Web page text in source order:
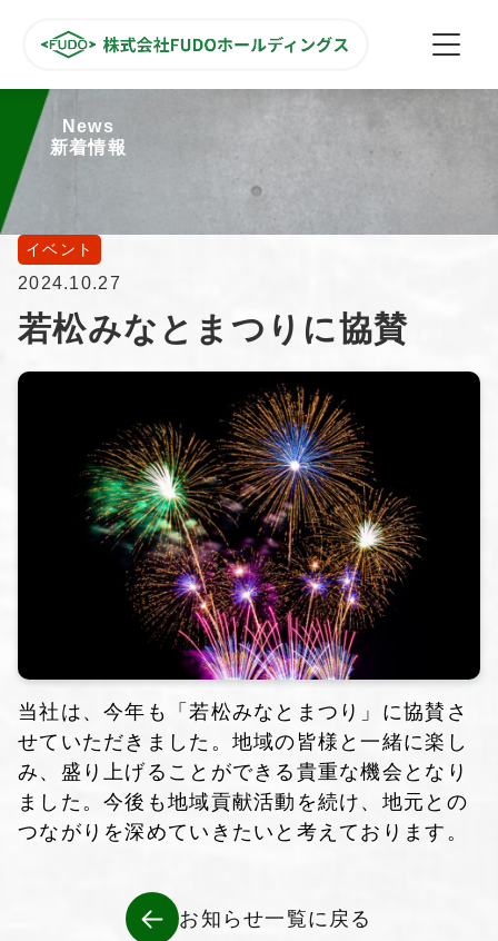
News
新着情報
イベント
2024.10.27
若松みなとまつりに協賛
当社は、今年も「若松みなとまつり」に協賛さ
せていただきました。地域の皆様と一緒に楽し
み、盛り上げることができる貴重な機会となり
ました。今後も地域貢献活動を続け、地元との
つながりを深めていきたいと考えております。
お知らせ一覧に戻る